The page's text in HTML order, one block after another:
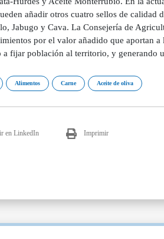
añadir otros cuatro sellos de
Jabugo y Cava. La Consejería de
por el valor añadido que aportan
fijar población al territorio, y generando
Alimentos Carne Aceite de oliva
en LinkedIn Imprimir